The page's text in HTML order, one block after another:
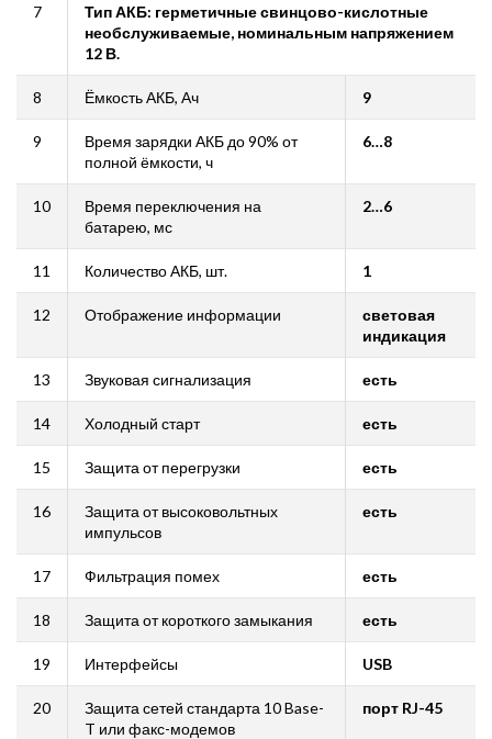
7
Тип АКБ: герметичные свинцово-кислотные
необслуживаемые, номинальным напряжением
12 В.
8 Ёмкость АКБ, Ач 9
9
Время зарядки АКБ до 90% от
полной ёмкости, ч
6…8
10
Время переключения на
батарею, мс
2…6
11 Количество АКБ, шт. 1
12 Отображение информации
световая
индикация
13 Звуковая сигнализация есть
14 Холодный старт есть
15 Защита от перегрузки есть
16
Защита от высоковольтных
импульсов
есть
17 Фильтрация помех есть
18 Защита от короткого замыкания есть
19 Интерфейсы USB
20
Защита сетей стандарта 10 Base-
T или факс-модемов
порт RJ-45